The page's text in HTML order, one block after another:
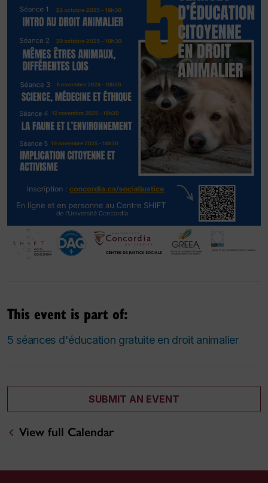
This event is part of:
5 séances d'éducation gratuite en droit animalier
SUBMIT AN EVENT
View full Calendar